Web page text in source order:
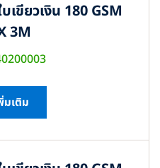
เขียวเงิน 180 GSM
3M
มเติม